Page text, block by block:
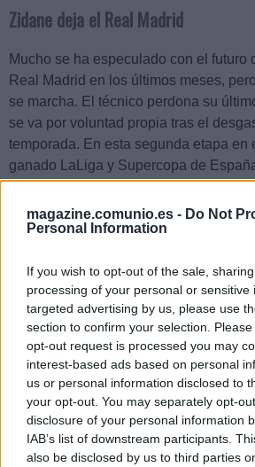
magazine.comunio.es - Do Not
Personal Information
If you wish to opt-out of the sale,
processing of your personal or sensitive
targeted advertising by us, please use
section to confirm your selection.
opt-out request is processed you may
interest-based ads based on personal
us or personal information disclosed to
your opt-out. You may separately opt-
disclosure of your personal information
IAB’s list of downstream participants.
also be disclosed by us to third parties
Zidane deja el Real Madrid
Mucho se ha especulado con el futuro
Real Madrid en los últimos meses,
se marcha. El técnico perdona su
se va por voluntad propia tras el
temporada. En esta segunda etapa en
ganado LaLiga y Supercopa de
no ha podido repetir los éxitos de su
Champions League.
fichar un nuevo entrenador. Con
inminente fichaje por la Juventus,
Low y Raúl González se postulan
candidatos salvo que Florentino
algún as en la manga.
Bordalás, nuevo entrenador del
El Valencia ya tiene nuevo entrenador
dos temporadas y una más opcional: